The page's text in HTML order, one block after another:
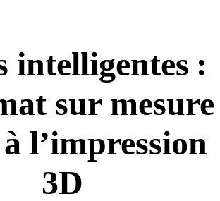
intelligentes :
sur mesure
l’impression
3D